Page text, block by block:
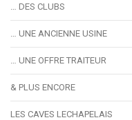
… DES CLUBS
… UNE ANCIENNE USINE
… UNE OFFRE TRAITEUR
& PLUS ENCORE
LES CAVES LECHAPELAIS